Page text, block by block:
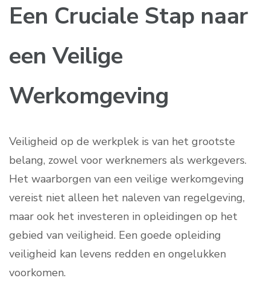
Een Cruciale Stap naar
een Veilige
Werkomgeving
Veiligheid op de werkplek is van het grootste
belang, zowel voor werknemers als werkgevers.
Het waarborgen van een veilige werkomgeving
vereist niet alleen het naleven van regelgeving,
maar ook het investeren in opleidingen op het
gebied van veiligheid. Een goede opleiding
veiligheid kan levens redden en ongelukken
voorkomen.